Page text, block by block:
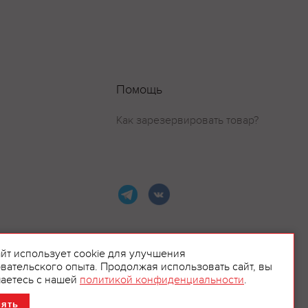
Помощь
Как зарезервировать товар?
использует cookie для улучшения
опыта. Продолжая использовать сайт, вы
с нашей политикой конфиденциальности.